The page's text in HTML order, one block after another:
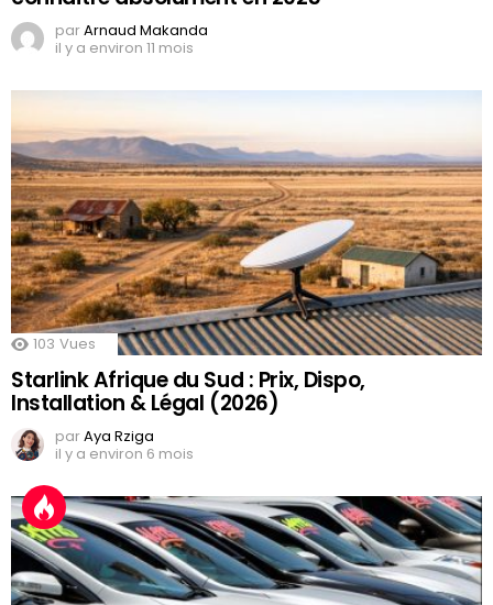
parArnaud Makanda
il y a environ 11 mois
103 Vues
Starlink Afrique du Sud : Prix, Dispo,
Installation & Légal (2026)
parAya Rziga
il y a environ 6 mois